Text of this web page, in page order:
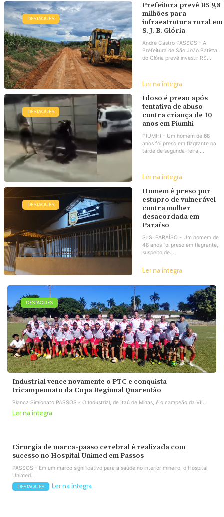
DESTAQUES
Prefeitura prevê R$ 9,8
milhões para
infraestrutura rural em
S. J. B. Glória
André Castro PASSOS – A
Prefeitura de São João Batista
do Glória prevê investir R$...
Ler na íntegra
DESTAQUES
Idoso é preso após
tentativa de abuso
contra criança de 10
anos em Piumhi
PIUMHI - Um homem de 68
anos foi preso em flagrante na
tarde de segunda-feira,...
Ler na íntegra
DESTAQUES
Homem é preso por
estupro de vulnerável
contra mulher
desacordada em
Paraíso
S. S. PARAÍSO - Um homem de
48 anos foi preso em flagrante,
suspeito de...
Ler na íntegra
DESTAQUES
Industrial vence novamente o PTC e conquista
tricampeonato da Copa Regional Quarentão
Bianca Simionato PASSOS - O Industrial, de Itaú de Minas, é o campeão da VII...
Ler na íntegra
Cirurgia de marca-passo cerebral é realizada com
sucesso no Hospital Unimed em Passos
PASSOS - Em um marco significativo para a saúde no interior mineiro, o Hospital
Unimed...
DESTAQUES Ler na íntegra